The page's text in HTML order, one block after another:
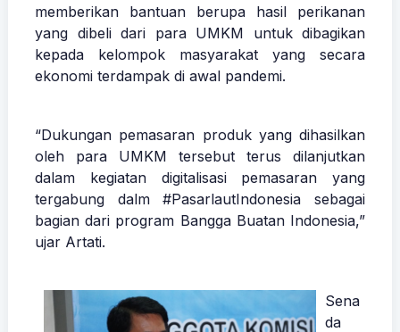
memberikan bantuan berupa hasil perikanan
yang dibeli dari para UMKM untuk dibagikan
kepada kelompok masyarakat yang secara
ekonomi terdampak di awal pandemi.
“Dukungan pemasaran produk yang dihasilkan
oleh para UMKM tersebut terus dilanjutkan
dalam kegiatan digitalisasi pemasaran yang
tergabung dalm #PasarlautIndonesia sebagai
bagian dari program Bangga Buatan Indonesia,”
ujar Artati.
Sena
da